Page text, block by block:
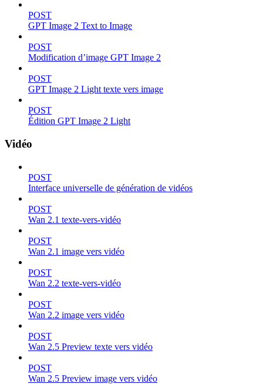
POST
GPT Image 2 Text to Image
POST
Modification d’image GPT Image 2
POST
GPT Image 2 Light texte vers image
POST
Édition GPT Image 2 Light
Vidéo
POST
Interface universelle de génération de vidéos
POST
Wan 2.1 texte-vers-vidéo
POST
Wan 2.1 image vers vidéo
POST
Wan 2.2 texte-vers-vidéo
POST
Wan 2.2 image vers vidéo
POST
Wan 2.5 Preview texte vers vidéo
POST
Wan 2.5 Preview image vers vidéo